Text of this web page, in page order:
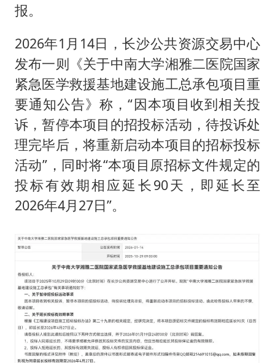
报。
2026年1月14日，长沙公共资源交易中心
发布一则《关于中南大学湘雅二医院国家
紧急医学救援基地建设施工总承包项目重
要通知公告》称，“因本项目收到相关投
诉，暂停本项目的招投标活动，待投诉处
理完毕后，将重新启动本项目的招标投标
活动”，同时将“本项目原招标文件规定的
投标有效期相应延长90天，即延长至
2026年4月27日”。